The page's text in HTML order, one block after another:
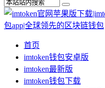
首页
imtoken钱包安卓版
imtoken最新版
imtoken钱包下载